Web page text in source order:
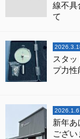
線不具
て
スタ
プ力性
2026.1.6
新年あ
ござい